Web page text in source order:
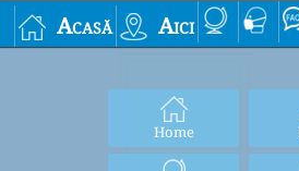
Acasă Aici
Home